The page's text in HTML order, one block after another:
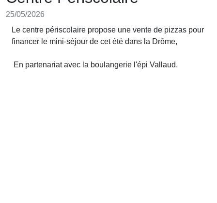
25/05/2026
Le centre périscolaire propose une vente de pizzas pour
financer le mini-séjour de cet été dans la Drôme,
En partenariat avec la boulangerie l'épi Vallaud.